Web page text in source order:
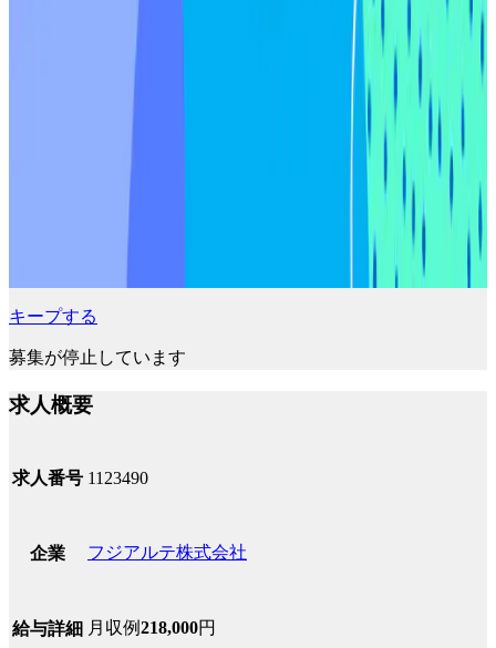
キープする
募集が停止しています
求人概要
求人番号 1123490
企業 フジアルテ株式会社
給与詳細 月収例218,000円